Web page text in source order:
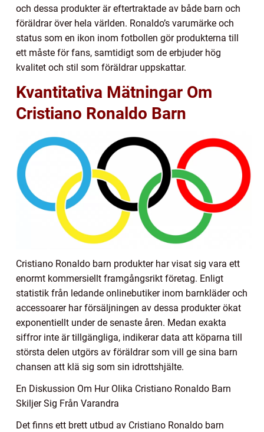
och dessa produkter är eftertraktade av både barn och
föräldrar över hela världen. Ronaldo’s varumärke och
status som en ikon inom fotbollen gör produkterna till
ett måste för fans, samtidigt som de erbjuder hög
kvalitet och stil som föräldrar uppskattar.
Kvantitativa Mätningar Om
Cristiano Ronaldo Barn
Cristiano Ronaldo barn produkter har visat sig vara ett
enormt kommersiellt framgångsrikt företag. Enligt
statistik från ledande onlinebutiker inom barnkläder och
accessoarer har försäljningen av dessa produkter ökat
exponentiellt under de senaste åren. Medan exakta
siffror inte är tillgängliga, indikerar data att köparna till
största delen utgörs av föräldrar som vill ge sina barn
chansen att klä sig som sin idrottshjälte.
En Diskussion Om Hur Olika Cristiano Ronaldo Barn
Skiljer Sig Från Varandra
Det finns ett brett utbud av Cristiano Ronaldo barn